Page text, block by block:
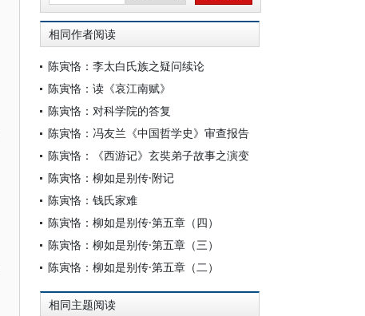
相同作者阅读
陈寅恪：李太白氏族之疑问续论
陈寅恪：读《哀江南赋》
陈寅恪：对科学院的答复
陈寅恪：冯友兰《中国哲学史》审查报告
陈寅恪：《西游记》玄奘弟子故事之演变
陈寅恪：柳如是别传·附记
陈寅恪：钱氏家难
陈寅恪：柳如是别传·第五章（四）
陈寅恪：柳如是别传·第五章（三）
陈寅恪：柳如是别传·第五章（二）
相同主题阅读